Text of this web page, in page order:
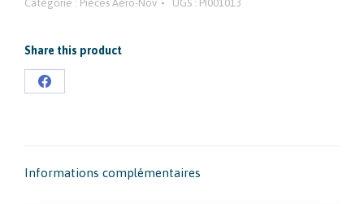
Catégorie : Pièces Aéro-Nov UGS : PI001013
Share this product
Partager
Informations complémentaires